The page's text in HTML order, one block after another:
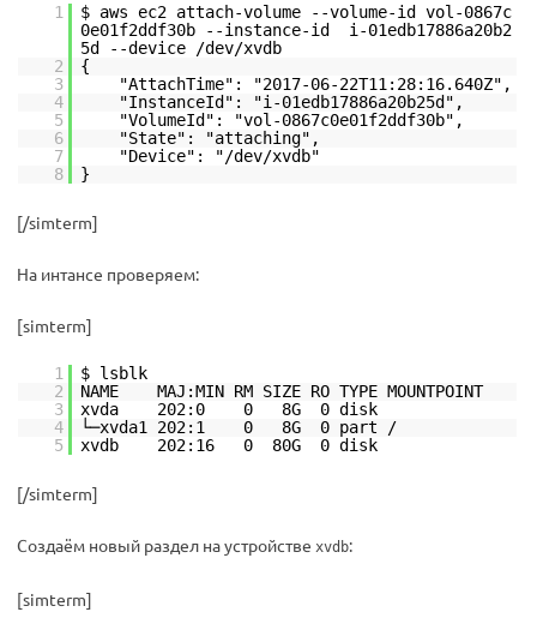
1
$ aws ec2 attach-volume --volume-id vol-0867c
0e01f2ddf30b --instance-id i-01edb17886a20b2
5d --device /dev/xvdb
2
{
3
"AttachTime": "2017-06-22T11:28:16.640Z",
4
"InstanceId": "i-01edb17886a20b25d",
5
"VolumeId": "vol-0867c0e01f2ddf30b",
6
"State": "attaching",
7
"Device": "/dev/xvdb"
8
}
[/simterm]
На интансе проверяем:
[simterm]
1
$ lsblk
2
NAME MAJ:MIN RM SIZE RO TYPE MOUNTPOINT
3
xvda 202:0 0 8G 0 disk
4
└─xvda1 202:1 0 8G 0 part /
5
xvdb 202:16 0 80G 0 disk
[/simterm]
Создаём новый раздел на устройстве xvdb:
[simterm]